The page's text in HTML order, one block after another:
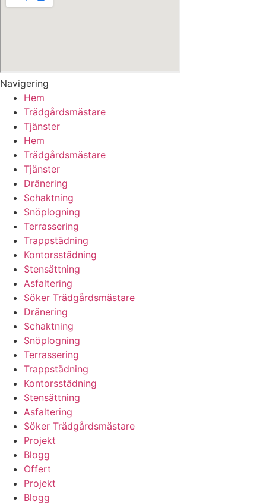
Navigering
Hem
Trädgårdsmästare
Tjänster
Hem
Trädgårdsmästare
Tjänster
Dränering
Schaktning
Snöplogning
Terrassering
Trappstädning
Kontorsstädning
Stensättning
Asfaltering
Söker Trädgårdsmästare
Dränering
Schaktning
Snöplogning
Terrassering
Trappstädning
Kontorsstädning
Stensättning
Asfaltering
Söker Trädgårdsmästare
Projekt
Blogg
Offert
Projekt
Blogg